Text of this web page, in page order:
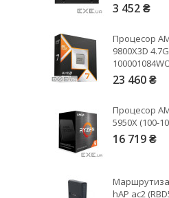
3 452 ₴
Процесор
9800X3D
23 460 ₴
Процесор
5950X (100-
16 719 ₴
hAP ac2